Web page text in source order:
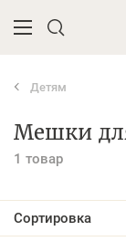
Введите
Детям
Мешки
1 товар
Сортировка